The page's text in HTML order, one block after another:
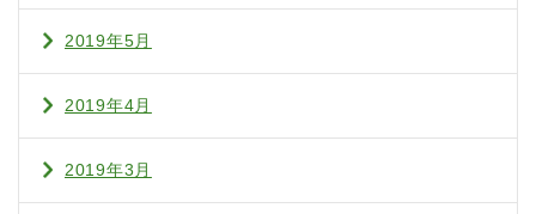
2019年5月
2019年4月
2019年3月